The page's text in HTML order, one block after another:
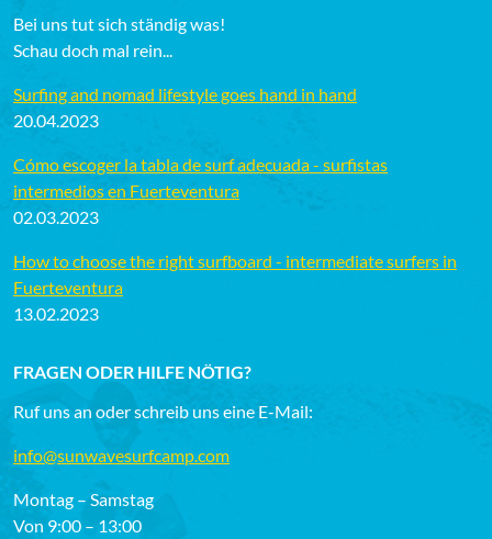
Bei uns tut sich ständig was!
Schau doch mal rein...
Surfing and nomad lifestyle goes hand in hand
20.04.2023
Cómo escoger la tabla de surf adecuada - surfistas
intermedios en Fuerteventura
02.03.2023
How to choose the right surfboard - intermediate surfers in
Fuerteventura
13.02.2023
FRAGEN ODER HILFE NÖTIG?
Ruf uns an oder schreib uns eine E-Mail:
info@sunwavesurfcamp.com
Montag – Samstag
Von 9:00 – 13:00